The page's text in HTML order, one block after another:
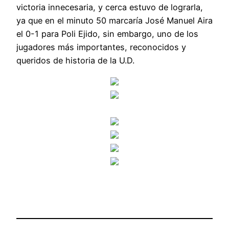
victoria innecesaria, y cerca estuvo de lograrla,
ya que en el minuto 50 marcaría José Manuel Aira
el 0-1 para Poli Ejido, sin embargo, uno de los
jugadores más importantes, reconocidos y
queridos de historia de la U.D.